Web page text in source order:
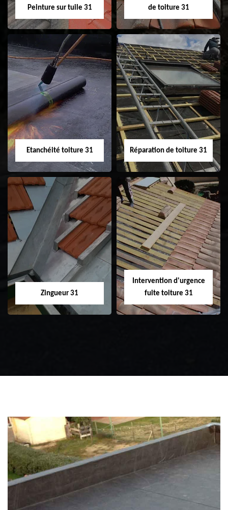
Peinture sur tuile 31
Peinture sur tuile
31
de toiture 31
Nettoyage
demoussage de
toiture 31
Etanchéité toiture 31
Etanchéité toiture
31
Réparation de toiture 31
Réparation de
toiture 31
Zingueur 31
Intervention d'urgence
fuite toiture 31